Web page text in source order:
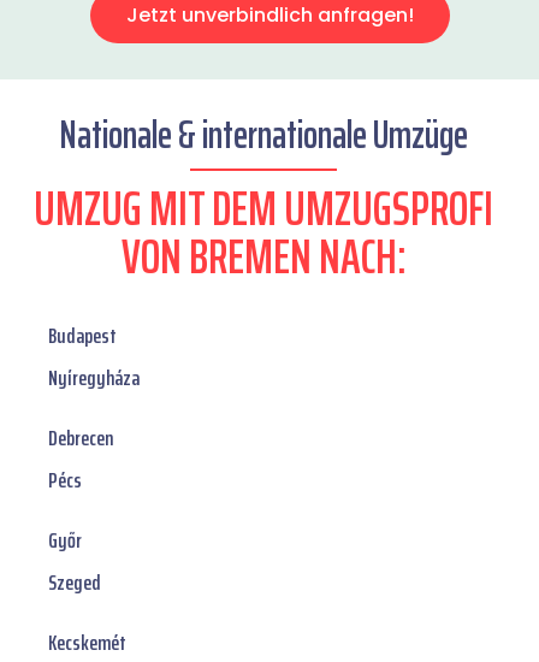
Jetzt unverbindlich anfragen!
Nationale & internationale Umzüge
UMZUG MIT DEM UMZUGSPROFI
VON BREMEN NACH:
Budapest
Nyíregyháza
Debrecen
Pécs
Győr
Szeged
Kecskemét